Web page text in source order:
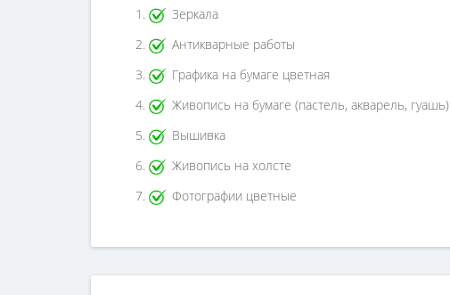
Зеркала
Антикварные работы
Графика на бумаге цветная
Живопись на бумаге (пастель, акварель, гуашь)
Вышивка
Живопись на холсте
Фотографии цветные